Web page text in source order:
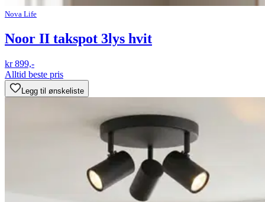
Nova Life
Noor II takspot 3lys hvit
kr 899,-
Alltid beste pris
Legg til ønskeliste